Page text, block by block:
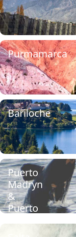
Purmamarca
Bariloche
Puerto
Madryn
&
Puerto